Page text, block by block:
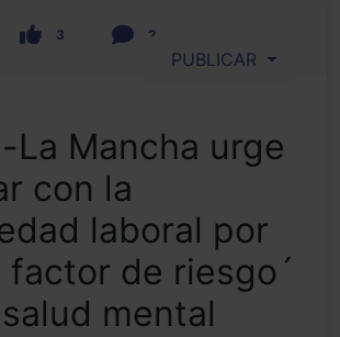
3 2
PUBLICAR
La Mancha urge
con la
laboral por
de riesgo´
mental